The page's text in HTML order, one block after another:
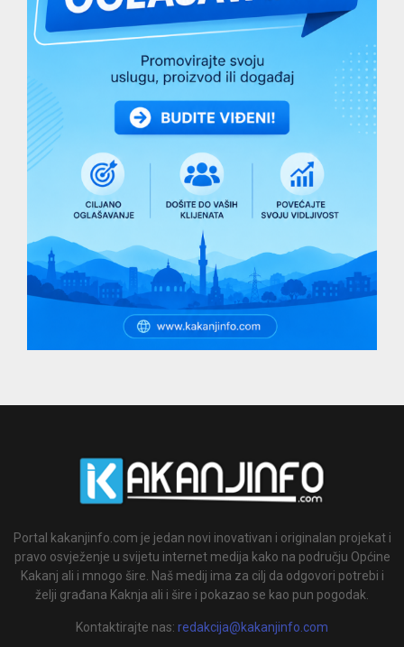
Portal kakanjinfo.com je jedan novi inovativan i originalan projekat i
pravo osvježenje u svijetu internet medija kako na području Općine
Kakanj ali i mnogo šire. Naš medij ima za cilj da odgovori potrebi i
želji građana Kaknja ali i šire i pokazao se kao pun pogodak.
Kontaktirajte nas: redakcija@kakanjinfo.com